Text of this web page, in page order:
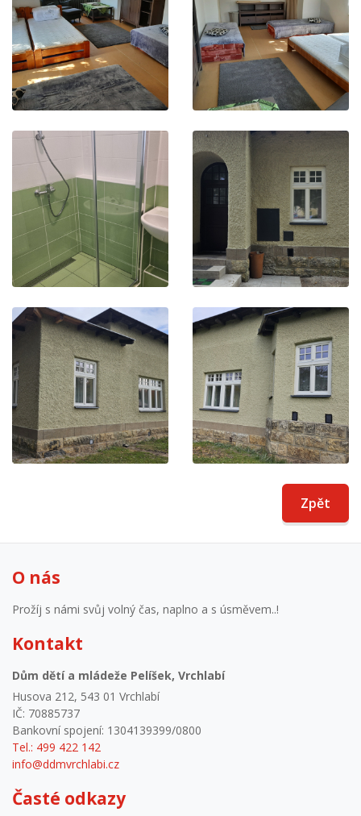
Zpět
O nás
Prožíj s námi svůj volný čas, naplno a s úsměvem..!
Kontakt
Dům dětí a mládeže Pelíšek, Vrchlabí
Husova 212, 543 01 Vrchlabí
IČ: 70885737
Bankovní spojení: 1304139399/0800
Tel.: 499 422 142
info@ddmvrchlabi.cz
Časté odkazy